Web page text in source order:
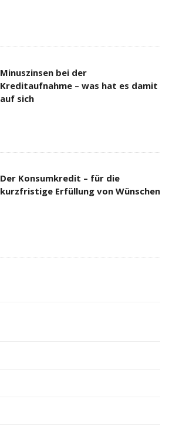
Minuszinsen bei der
Kreditaufnahme – was hat es damit
auf sich
Der Konsumkredit – für die
kurzfristige Erfüllung von Wünschen